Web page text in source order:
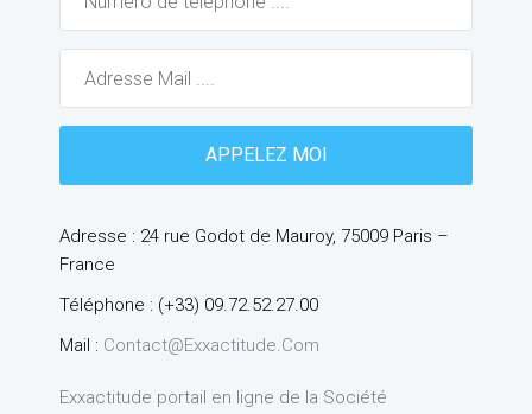
Adresse : 24 rue Godot de Mauroy, 75009 Paris –
France
Téléphone : (+33) 09.72.52.27.00
Mail : Contact@exxactitude.com
Exxactitude portail en ligne de la Société